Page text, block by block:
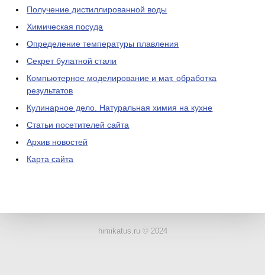
Получение дистиллированной воды
Химическая посуда
Определение температуры плавления
Секрет булатной стали
Компьютерное моделирование и мат. обработка
результатов
Кулинарное дело. Натуральная химия на кухне
Статьи посетителей сайта
Архив новостей
Карта сайта
himikatus.ru © 2024